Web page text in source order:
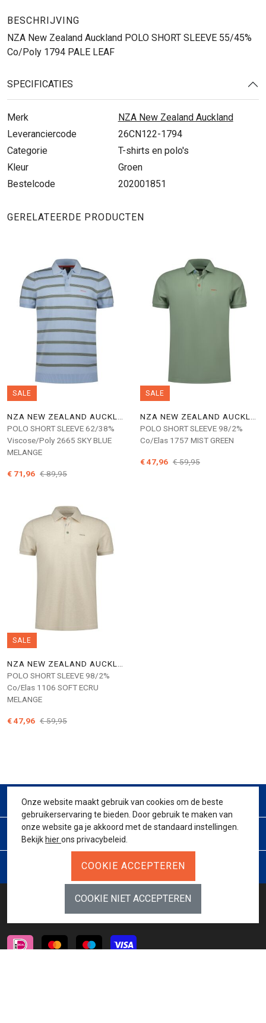
BESCHRIJVING
NZA New Zealand Auckland POLO SHORT SLEEVE 55/45%
Co/Poly 1794 PALE LEAF
SPECIFICATIES
Merk
NZA New Zealand Auckland
Leveranciercode
26CN122-1794
Categorie
T-shirts en polo's
Kleur
Groen
Bestelcode
202001851
GERELATEERDE PRODUCTEN
SALE
POLO SHORT SLEEVE 62/38%
Viscose/Poly 2665 SKY BLUE
MELANGE
€ 71,96 € 89,95
SALE
POLO SHORT SLEEVE 98/2%
Co/Elas 1757 MIST GREEN
€ 47,96 € 59,95
SALE
POLO SHORT SLEEVE 98/2%
Co/Elas 1106 SOFT ECRU
MELANGE
€ 47,96 € 59,95
CONTACT
KLANTENSERVICE
Onze website maakt gebruik van cookies om de beste
gebruikerservaring te bieden. Door gebruik te maken van
onze website ga je akkoord met de standaard instellingen.
Bekijk hierons privacybeleid.